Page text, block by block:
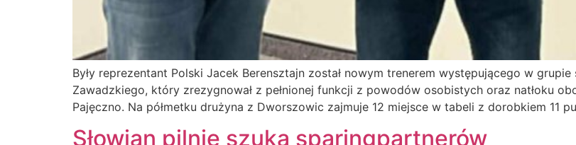
Były reprezentant Polski Jacek Berensztajn został nowym trenerem występującego w grupie
Zawadzkiego, który zrezygnował z pełnionej funkcji z powodów osobistych oraz natłoku
Pajęczno. Na półmetku drużyna z Dworszowic zajmuje 12 miejsce w tabeli z dorobkiem 11
Słowian pilnie szuka sparingpartnerów